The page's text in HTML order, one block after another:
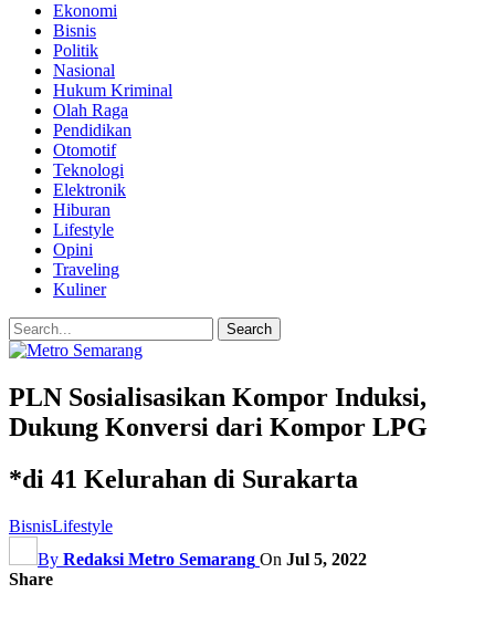
Ekonomi
Bisnis
Politik
Nasional
Hukum Kriminal
Olah Raga
Pendidikan
Otomotif
Teknologi
Elektronik
Hiburan
Lifestyle
Opini
Traveling
Kuliner
PLN Sosialisasikan Kompor Induksi,
Dukung Konversi dari Kompor LPG
*di 41 Kelurahan di Surakarta
BisnisLifestyle
By Redaksi Metro Semarang On Jul 5, 2022
Share